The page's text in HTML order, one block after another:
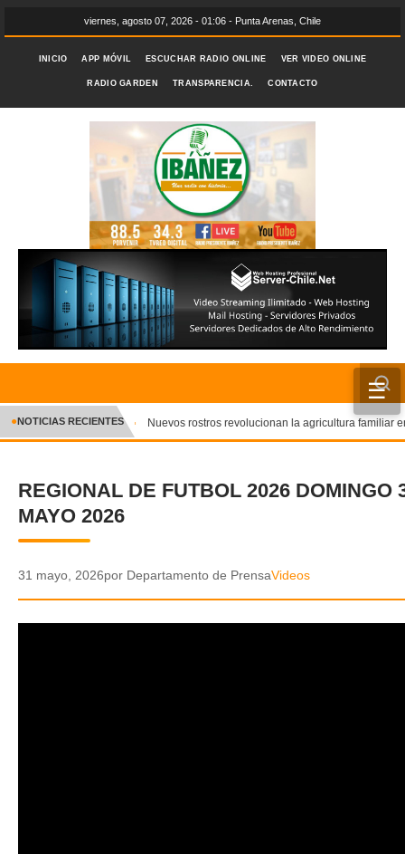
viernes, agosto 07, 2026 - 01:06 - Punta Arenas, Chile
INICIO APP MÓVIL ESCUCHAR RADIO ONLINE VER VIDEO ONLINE
RADIO GARDEN TRANSPARENCIA. CONTACTO
☰
INICIO
CRÓNICA
DEPORTES
POLICIAL
✕
●NOTICIAS RECIENTES Nuevos rostros revolucionan la agricultura familiar
REGIONAL DE FUTBOL 2026 DOMINGO
MAYO 2026
31 mayo, 2026por Departamento de PrensaVideos